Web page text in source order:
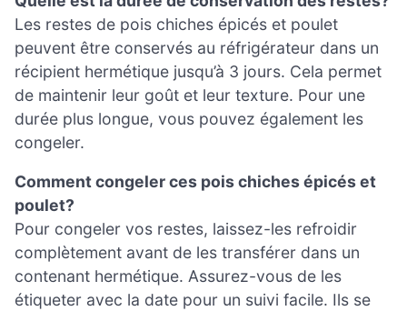
Les restes de pois chiches épicés et poulet
peuvent être conservés au réfrigérateur dans un
récipient hermétique jusqu’à 3 jours. Cela permet
de maintenir leur goût et leur texture. Pour une
durée plus longue, vous pouvez également les
congeler.
Comment congeler ces pois chiches épicés et
poulet?
Pour congeler vos restes, laissez-les refroidir
complètement avant de les transférer dans un
contenant hermétique. Assurez-vous de les
étiqueter avec la date pour un suivi facile. Ils se